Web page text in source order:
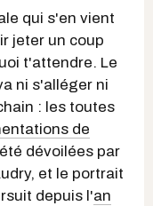
qui s'en vient
jeter un coup
t'attendre. Le
ni s'alléger ni
: les toutes
de
dévoilées par
et le portrait
depuis l'an